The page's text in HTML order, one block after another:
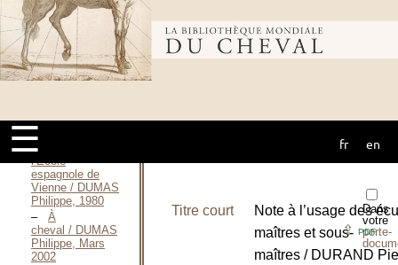
Bibliothèque
mondiale du
cheval
☰ fr en
Manèges / DOUCET
Corinne, Juin
2016
Les Avril de
Pignerolle, une
dynastie
L’équitation et
l’École
espagnole de
Vienne / DUMAS
Philippe, 1980
À
cheval / DUMAS
Philippe, Mars
2002
Dans
votre
porte-
⇪ PDF
Titre court
Note à l’usage des
maîtres et sous-
maîtres / DURAND